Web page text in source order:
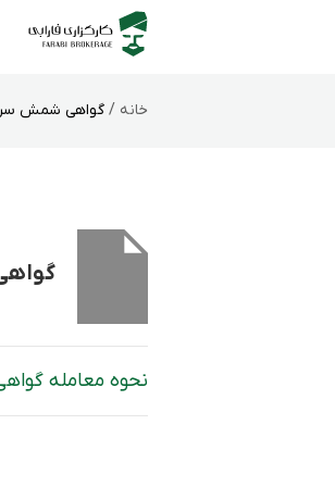
خانه / گواهی شمش
نحوه معامله